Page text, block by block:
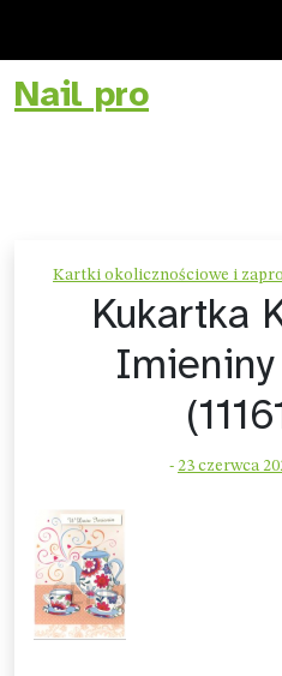
Skip
toNail pro
Kartki okolicznościowe i
Kukartka
- 23 czerwca